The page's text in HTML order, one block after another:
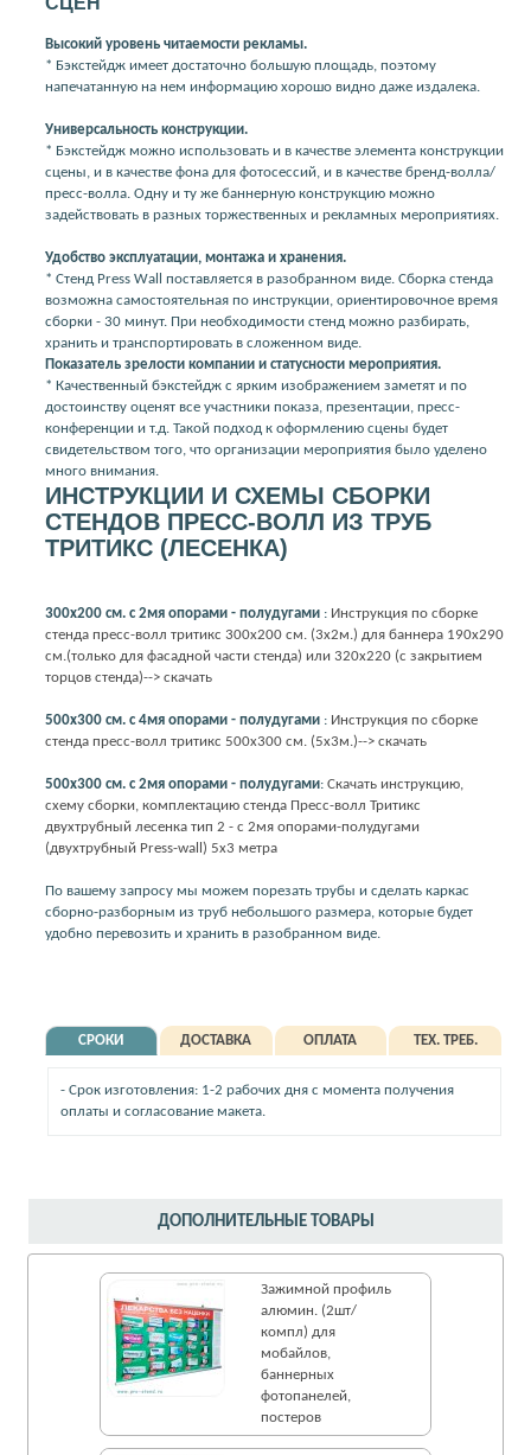
Высокий уровень читаемости рекламы.
* Бэкстейдж имеет достаточно большую площадь, поэтому
напечатанную на нем информацию хорошо видно даже издалека.
Универсальность конструкции.
* Бэкстейдж можно использовать и в качестве элемента конструкции
сцены, и в качестве фона для фотосессий, и в качестве бренд-волла/
пресс-волла. Одну и ту же баннерную конструкцию можно
задействовать в разных торжественных и рекламных мероприятиях.
Удобство эксплуатации, монтажа и хранения.
* Стенд Press Wall поставляется в разобранном виде. Сборка стенда
возможна самостоятельная по инструкции, ориентировочное время
сборки - 30 минут. При необходимости стенд можно разбирать,
хранить и транспортировать в сложенном виде.
Показатель зрелости компании и статусности мероприятия.
* Качественный бэкстейдж с ярким изображением заметят и по
достоинству оценят все участники показа, презентации, пресс-
конференции и т.д. Такой подход к оформлению сцены будет
свидетельством того, что организации мероприятия было уделено
много внимания.
ИНСТРУКЦИИ И СХЕМЫ СБОРКИ
СТЕНДОВ ПРЕСС-ВОЛЛ ИЗ ТРУБ
ТРИТИКС (ЛЕСЕНКА)
300х200 см. с 2мя опорами - полудугами : Инструкция по сборке
стенда пресс-волл тритикс 300х200 см. (3х2м.) для баннера 190х290
см.(только для фасадной части стенда) или 320х220 (с закрытием
торцов стенда)--> скачать
500х300 см. с 4мя опорами - полудугами : Инструкция по сборке
стенда пресс-волл тритикс 500х300 см. (5х3м.)--> скачать
500х300 см. с 2мя опорами - полудугами: Скачать инструкцию,
схему сборки, комплектацию стенда Пресс-волл Тритикс
двухтрубный лесенка тип 2 - с 2мя опорами-полудугами
(двухтрубный Press-wall) 5х3 метра
По вашему запросу мы можем порезать трубы и сделать каркас
сборно-разборным из труб небольшого размера, которые будет
удобно перевозить и хранить в разобранном виде.
СРОКИ ДОСТАВКА ОПЛАТА ТЕХ. ТРЕБ.
- Срок изготовления: 1-2 рабочих дня с момента получения
оплаты и согласование макета.
ДОПОЛНИТЕЛЬНЫЕ ТОВАРЫ
Зажимной профиль
алюмин. (2шт/
компл) для
мобайлов,
баннерных
фотопанелей,
постеров